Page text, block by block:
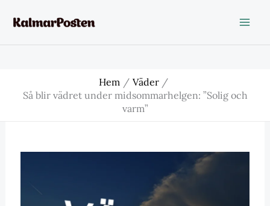
Hem
Väder
Så blir vädret under midsommarhelgen: ”Solig och
varm”